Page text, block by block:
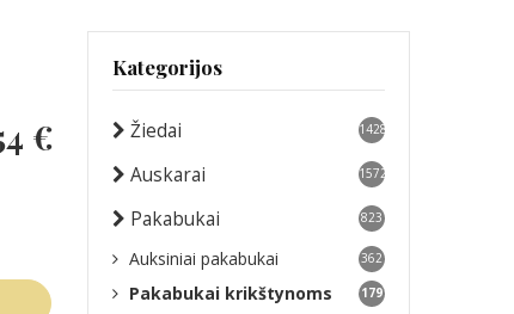
€
Kategorijos
Žiedai 1428
Auskarai 1572
Pakabukai 823
Auksiniai pakabukai 362
Pakabukai krikštynoms 179